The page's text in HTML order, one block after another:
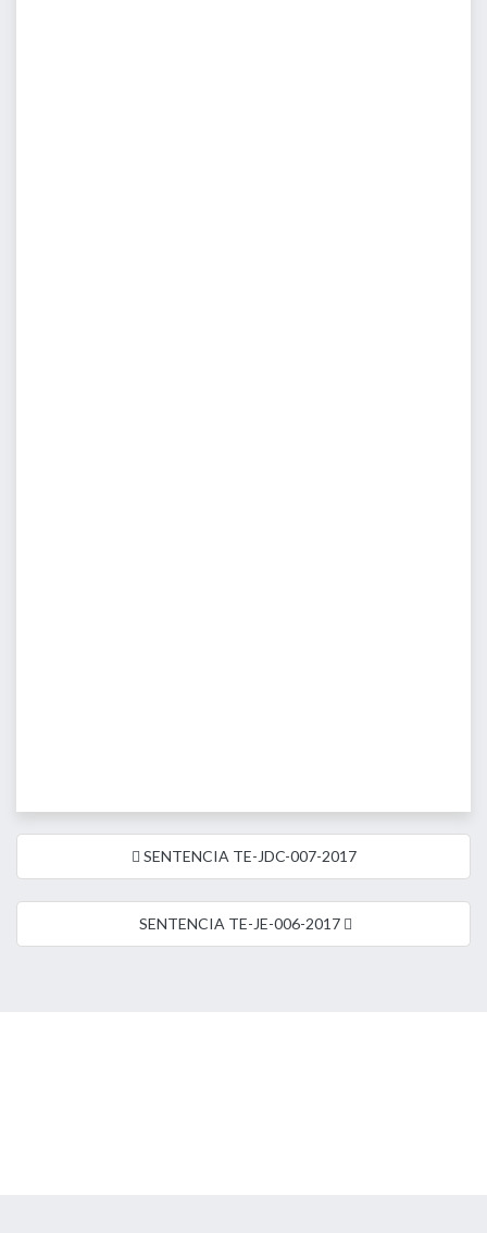
SENTENCIA TE-JDC-007-2017
SENTENCIA TE-JE-006-2017